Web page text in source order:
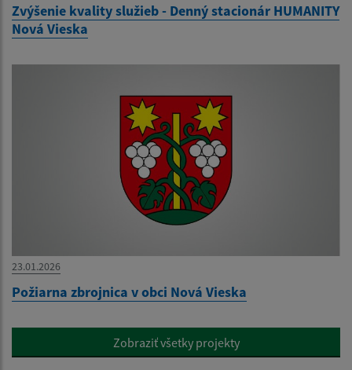
Zvýšenie kvality služieb - Denný stacionár HUMANITY
Nová Vieska
23.01.2026
Požiarna zbrojnica v obci Nová Vieska
Zobraziť všetky projekty